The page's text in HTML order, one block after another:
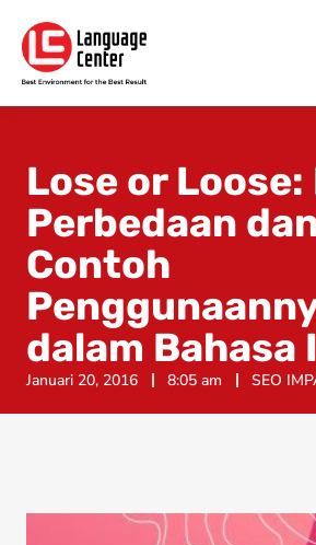
Lose or Loose:
Perbedaan
Contoh
dalam Bahasa
Januari 20, 2016 8:05 am SEO